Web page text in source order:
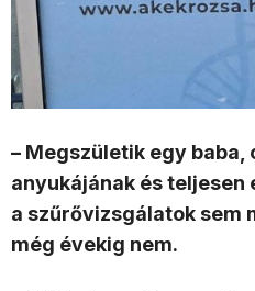
– Megszületik egy baba,
anyukájának és
a szűrővizsgálatok sem
még évekig nem.